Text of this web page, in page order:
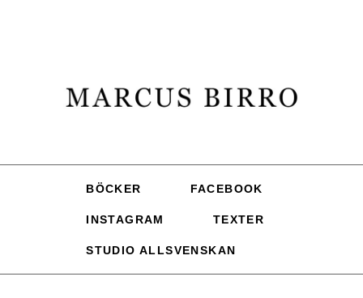
BÖCKER FACEBOOK
INSTAGRAM TEXTER
STUDIO ALLSVENSKAN